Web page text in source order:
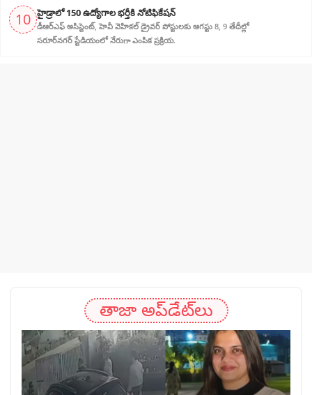
10 హైడ్రాలో 150 ఉద్యోగాల భర్తీకి నోటిఫికేషన్
డీఆర్‌ఎఫ్ అసిస్టెంట్, హెవీ వెహికల్ డ్రైవర్ పోస్టులకు ఆగస్టు 8, 9 తేదీల్లో
సరూర్‌నగర్ స్టేడియంలో నేరుగా ఎంపిక ప్రక్రియ.
తాజా అప్‌డేట్‌లు